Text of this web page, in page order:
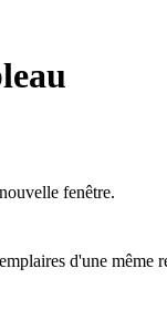
fenêtre.
d'une même